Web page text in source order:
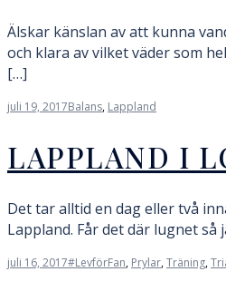
Älskar känslan av att kunna
och klara av vilket väder som
[…]
juli 19, 2017Balans, Lappland
LAPPLAND I
Det tar alltid en dag eller två
Lappland. Får det där lugnet
juli 16, 2017#LevförFan, Prylar,Träning,